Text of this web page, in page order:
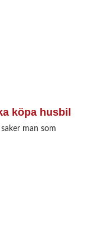
köpa husbil
man som